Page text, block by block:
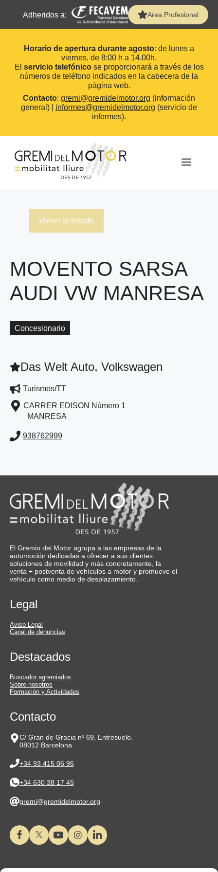
Adheridos a: Area Profesional
Horario de apertura durante agosto: de lunes a
viernes, de 8:00 h a 14.00h.
El servicio telefónicose proporcionará a través de los
números de teléfono indicados en la cabecera de la
página web.
Contacto: gremi@gremidelmotor.org (información
general) | informes@gremidelmotor.org (servicio de
informes).
contenido
Volver al listado
MOVENTO SARSA
AUDI VW MANRESA
Concesionario
Das Welt Auto, Volkswagen
Turismos/TT
CARRER EDISON Número 1
MANRESA
938762999
El Gremio del Motor agrupa a las empresas de la
automoción dedicadas a ofrecer a sus clientes
soluciones de movilidad y más concretamente, la
venta + postventa de vehículos a motor y promueve el
vehículo como medio de desplazamiento.
Legal
Aviso Legal
Canal de denuncias
Destacados
Buscador agremiados
Sobre nosotros
Formación y Actividades
Contacto
C/ Gran de Gracia nº 69, Entresuelo.
08012 Barcelona
+34 93 415 06 95
+34 630 38 17 45
gremi@gremidelmotor.org